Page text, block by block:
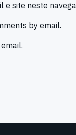
e site neste
by email.